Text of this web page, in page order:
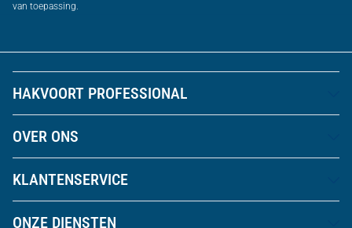
van toepassing.
HAKVOORT PROFESSIONAL
OVER ONS
KLANTENSERVICE
ONZE DIENSTEN